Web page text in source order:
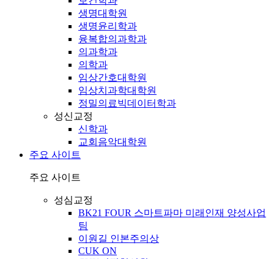
생명대학원
생명윤리학과
융복합의과학과
의과학과
의학과
임상간호대학원
임상치과학대학원
정밀의료빅데이터학과
성신교정
신학과
교회음악대학원
주요 사이트
주요 사이트
성심교정
BK21 FOUR 스마트파마 미래인재 양성사업
팀
이원길 인본주의상
CUK ON